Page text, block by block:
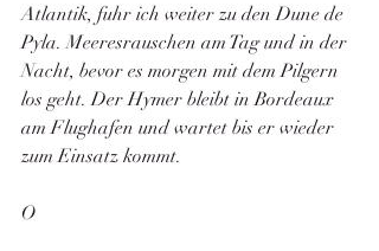
Atlantik, fuhr ich weiter zu den Dune de
Pyla. Meeresrauschen am Tag und in der
Nacht, bevor es morgen mit dem Pilgern
los geht. Der Hymer bleibt in Bordeaux
am Flughafen und wartet bis er wieder
zum Einsatz kommt.
O